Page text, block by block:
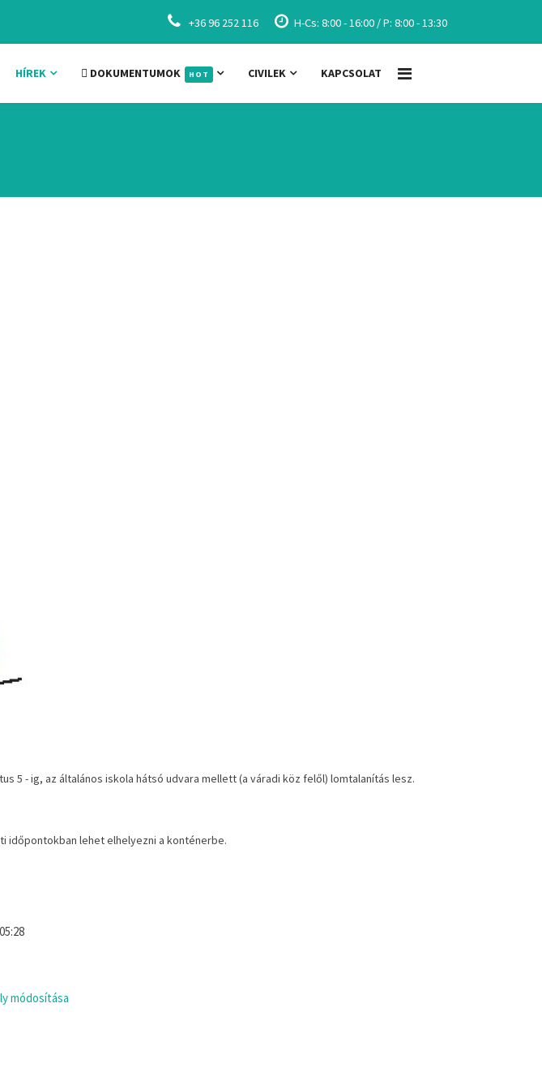
+36 96 252 116 H-Cs: 8:00 - 16:00 / P: 8:00 - 13:30
HÍREK DOKUMENTUMOK HOT CIVILEK KAPCSOLAT
5 - ig, az általános iskola hátsó udvara mellett (a váradi köz felől) lomtalanítás lesz.
időpontokban lehet elhelyezni a konténerbe.
módosítása